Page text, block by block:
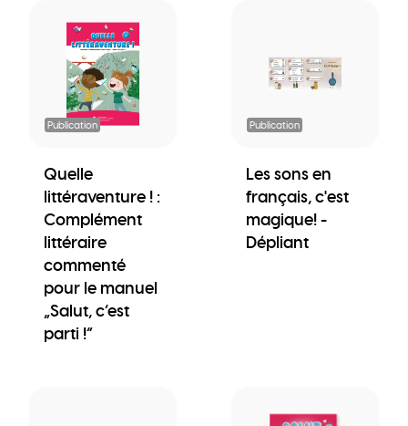
Publication
Quelle
littéraventure ! :
Complément
littéraire
commenté
pour le manuel
„Salut, c’est
parti !“
Publication
Les sons en
français, c'est
magique! -
Dépliant